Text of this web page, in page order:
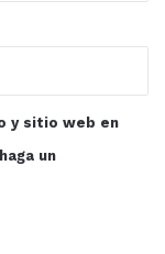
y sitio web en
un